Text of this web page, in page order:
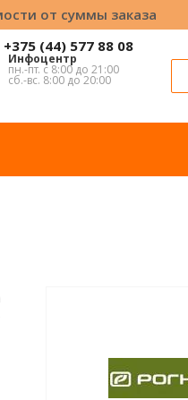
от суммы заказа
+375 (44) 577 88 08
Инфоцентр
пн.-пт. с 8:00 до 21:00
сб.-вс. 8:00 до 20:00